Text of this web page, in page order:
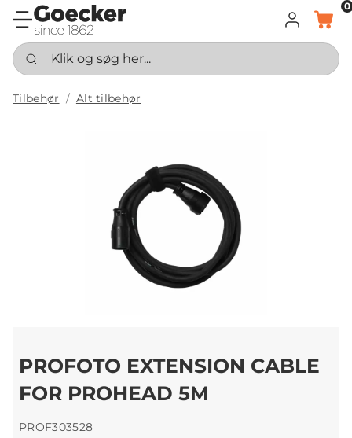
LOG INDKURV
0
Klik og søg her...
Tilbehør Alt tilbehør
PROFOTO EXTENSION CABLE
FOR PROHEAD 5M
PROF303528